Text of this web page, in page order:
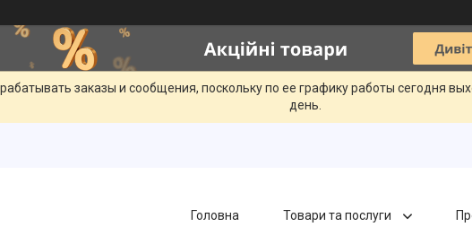
заказы и сообщения, поскольку по ее графику работы сегодня
день.
Головна Товари та послуги